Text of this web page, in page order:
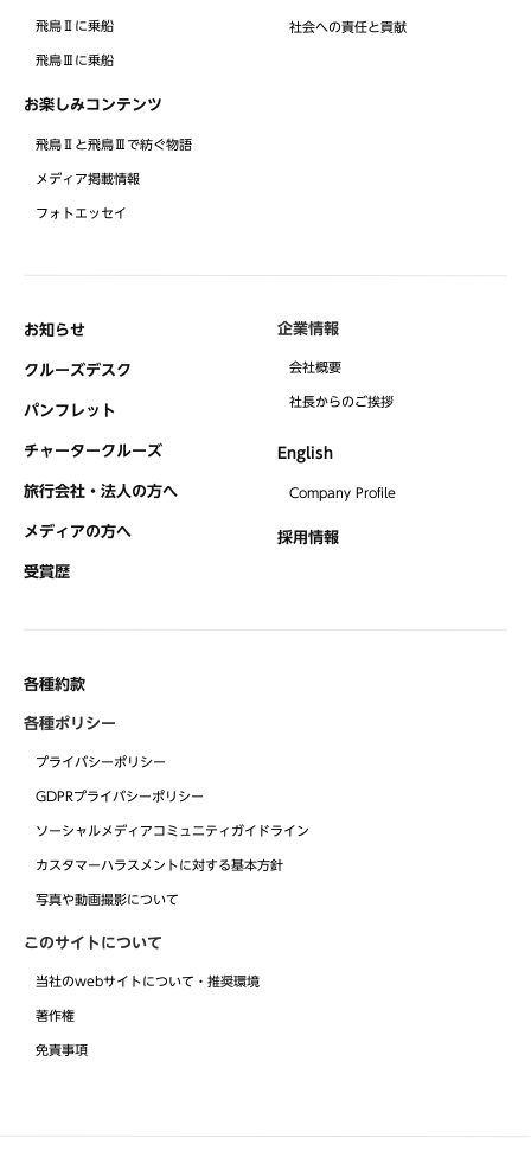
飛鳥Ⅱに乗船
飛鳥Ⅲに乗船
お楽しみコンテンツ
飛鳥Ⅱと飛鳥Ⅲで紡ぐ物語
メディア掲載情報
フォトエッセイ
社会への責任と貢献
お知らせ
クルーズデスク
パンフレット
チャータークルーズ
旅行会社・法人の方へ
メディアの方へ
受賞歴
企業情報
会社概要
社⻑からのご挨拶
English
Company Profile
採用情報
各種約款
各種ポリシー
プライバシーポリシー
GDPRプライバシーポリシー
ソーシャルメディアコミュニティガイドライン
カスタマーハラスメントに対する基本方針
写真や動画撮影について
このサイトについて
当社のwebサイトについて・推奨環境
著作権
免責事項